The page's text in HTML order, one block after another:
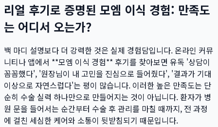
리얼 후기로 증명된 모엠 이식 경험: 만족도
는 어디서 오는가?
백 마디 설명보다 더 강력한 것은 실제 경험담입니다. 온라인 커뮤
니티나 앱에서 **모엠 이식 경험** 후기를 찾아보면 유독 '상담이
꼼꼼했다', '원장님이 내 고민을 진심으로 들어줬다', '결과가 기대
이상으로 자연스럽다'는 평이 많습니다. 이러한 높은 만족도는 단
순히 수술 실력 하나만으로 만들어지는 것이 아닙니다. 환자가 병
원 문을 들어서는 순간부터 수술 후 관리를 마칠 때까지, 전 과정
에 걸친 세심한 케어와 소통이 뒷받침되기 때문입니다.